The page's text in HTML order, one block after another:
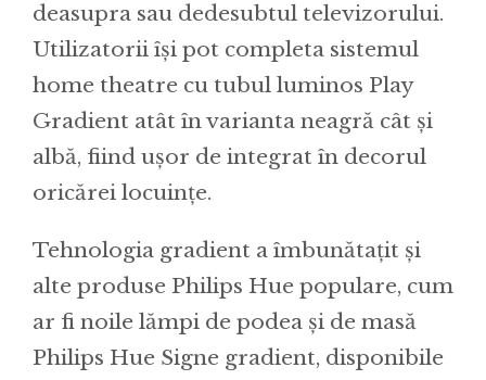
deasupra sau dedesubtul televizorului.
Utilizatorii își pot completa sistemul
home theatre cu tubul luminos Play
Gradient atât în varianta neagră cât și
albă, fiind ușor de integrat în decorul
oricărei locuințe.
Tehnologia gradient a îmbunătațit și
alte produse Philips Hue populare, cum
ar fi noile lămpi de podea și de masă
Philips Hue Signe gradient, disponibile